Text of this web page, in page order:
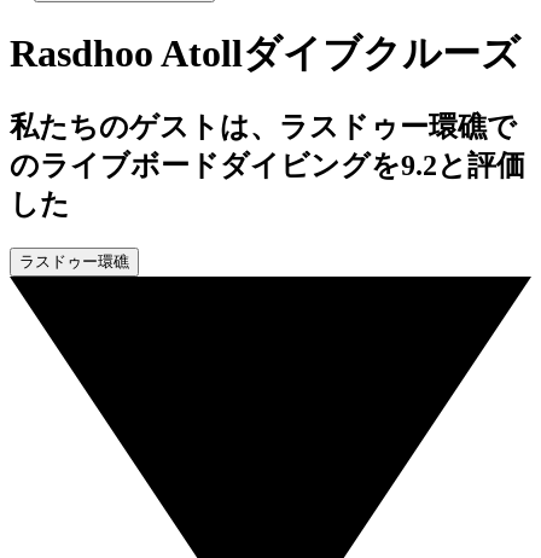
Rasdhoo Atollダイブクルーズ
私たちのゲストは、ラスドゥー環礁で
のライブボードダイビングを9.2と評価
した
ラスドゥー環礁